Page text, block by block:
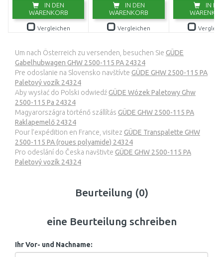
IN DEN
WARENKORB
Vergleichen
IN DEN
WARENKORB
Vergleichen
IN
Um nach Österreich zu versenden, besuchen Sie GÜDE
Gabelhubwagen GHW 2500-115 PA 24324
Pre odoslanie na Slovensko navštívte GÜDE GHW 2500-115 PA
Paletový vozík 24324
Aby wysłać do Polski odwiedźGÜDE Wózek Paletowy Ghw
2500-115 Pa 24324
Magyarországra történő szállítás GÜDE GHW 2500-115 PA
Raklapemelő 24324
Pour l’expédition en France, visitez GÜDE Transpalette GHW
2500-115 PA (roues polyamide) 24324
Pro odeslání do Česka navštivte GÜDE GHW 2500-115 PA
Paletový vozík 24324
Beurteilung (0)
eine Beurteilung schreiben
Ihr Vor- und Nachname: